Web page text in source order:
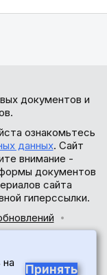
документов и
ознакомьтесь
данных. Сайт
внимание -
документов
сайта
гиперссылки.
Принять